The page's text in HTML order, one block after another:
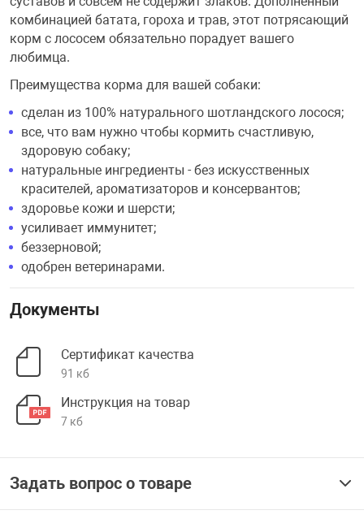
комбинацией батата, гороха и трав, этот потрясающий
корм с лососем обязательно порадует вашего
любимца.
Преимущества корма для вашей собаки:
сделан из 100% натурального шотландского лосося;
все, что вам нужно чтобы кормить счастливую,
здоровую собаку;
натуральные ингредиенты - без искусственных
красителей, ароматизаторов и консервантов;
здоровье кожи и шерсти;
усиливает иммунитет;
беззерновой;
одобрен ветеринарами.
Документы
Сертификат качества
91 кб
Инструкция на товар
7 кб
Задать вопрос о товаре